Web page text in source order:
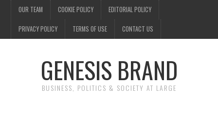
OUR TEAM COOKIE POLICY EDITORIAL POLICY
PRIVACY POLICY TERMS OF USE CONTACT US
GENESIS BRAND
BUSINESS, POLITICS & SOCIETY AT LARGE